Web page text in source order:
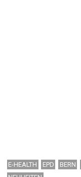
E-HEALTH EPD BERN